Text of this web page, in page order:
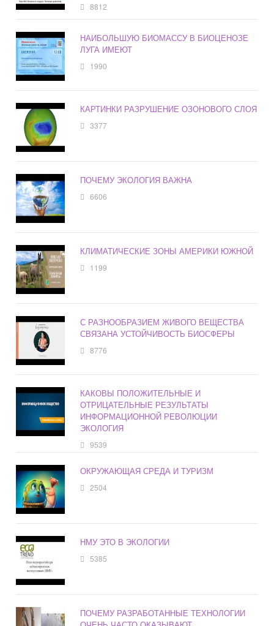
8812
НАИБОЛЬШУЮ БИОМАССУ В БИОЦЕНОЗЕ
ЛУГА ИМЕЮТ
1990
КАРТИНКИ РАЗРУШЕНИЕ ОЗОНОВОГО СЛОЯ
3377
ПОЧЕМУ ЭКОЛОГИЯ ВАЖНА
6606
КЛИМАТИЧЕСКИЕ ЗОНЫ АМЕРИКИ ЮЖНОЙ
1199
С РАЗНООБРАЗИЕМ ЖИВОГО ВЕЩЕСТВА
СВЯЗАНА УСТОЙЧИВОСТЬ БИОСФЕРЫ
8776
КАКОВЫ ПОЛОЖИТЕЛЬНЫЕ И
ОТРИЦАТЕЛЬНЫЕ РЕЗУЛЬТАТЫ
ИНФОРМАЦИОННОЙ РЕВОЛЮЦИИ
ЭКОЛОГИЯ
9539
ОКРУЖАЮЩАЯ СРЕДА И ТУРИЗМ
2504
НМУ ЭТО В ЭКОЛОГИИ
5385
ПОЧЕМУ РАЗРАБОТАННЫЕ ТЕХНОЛОГИИ